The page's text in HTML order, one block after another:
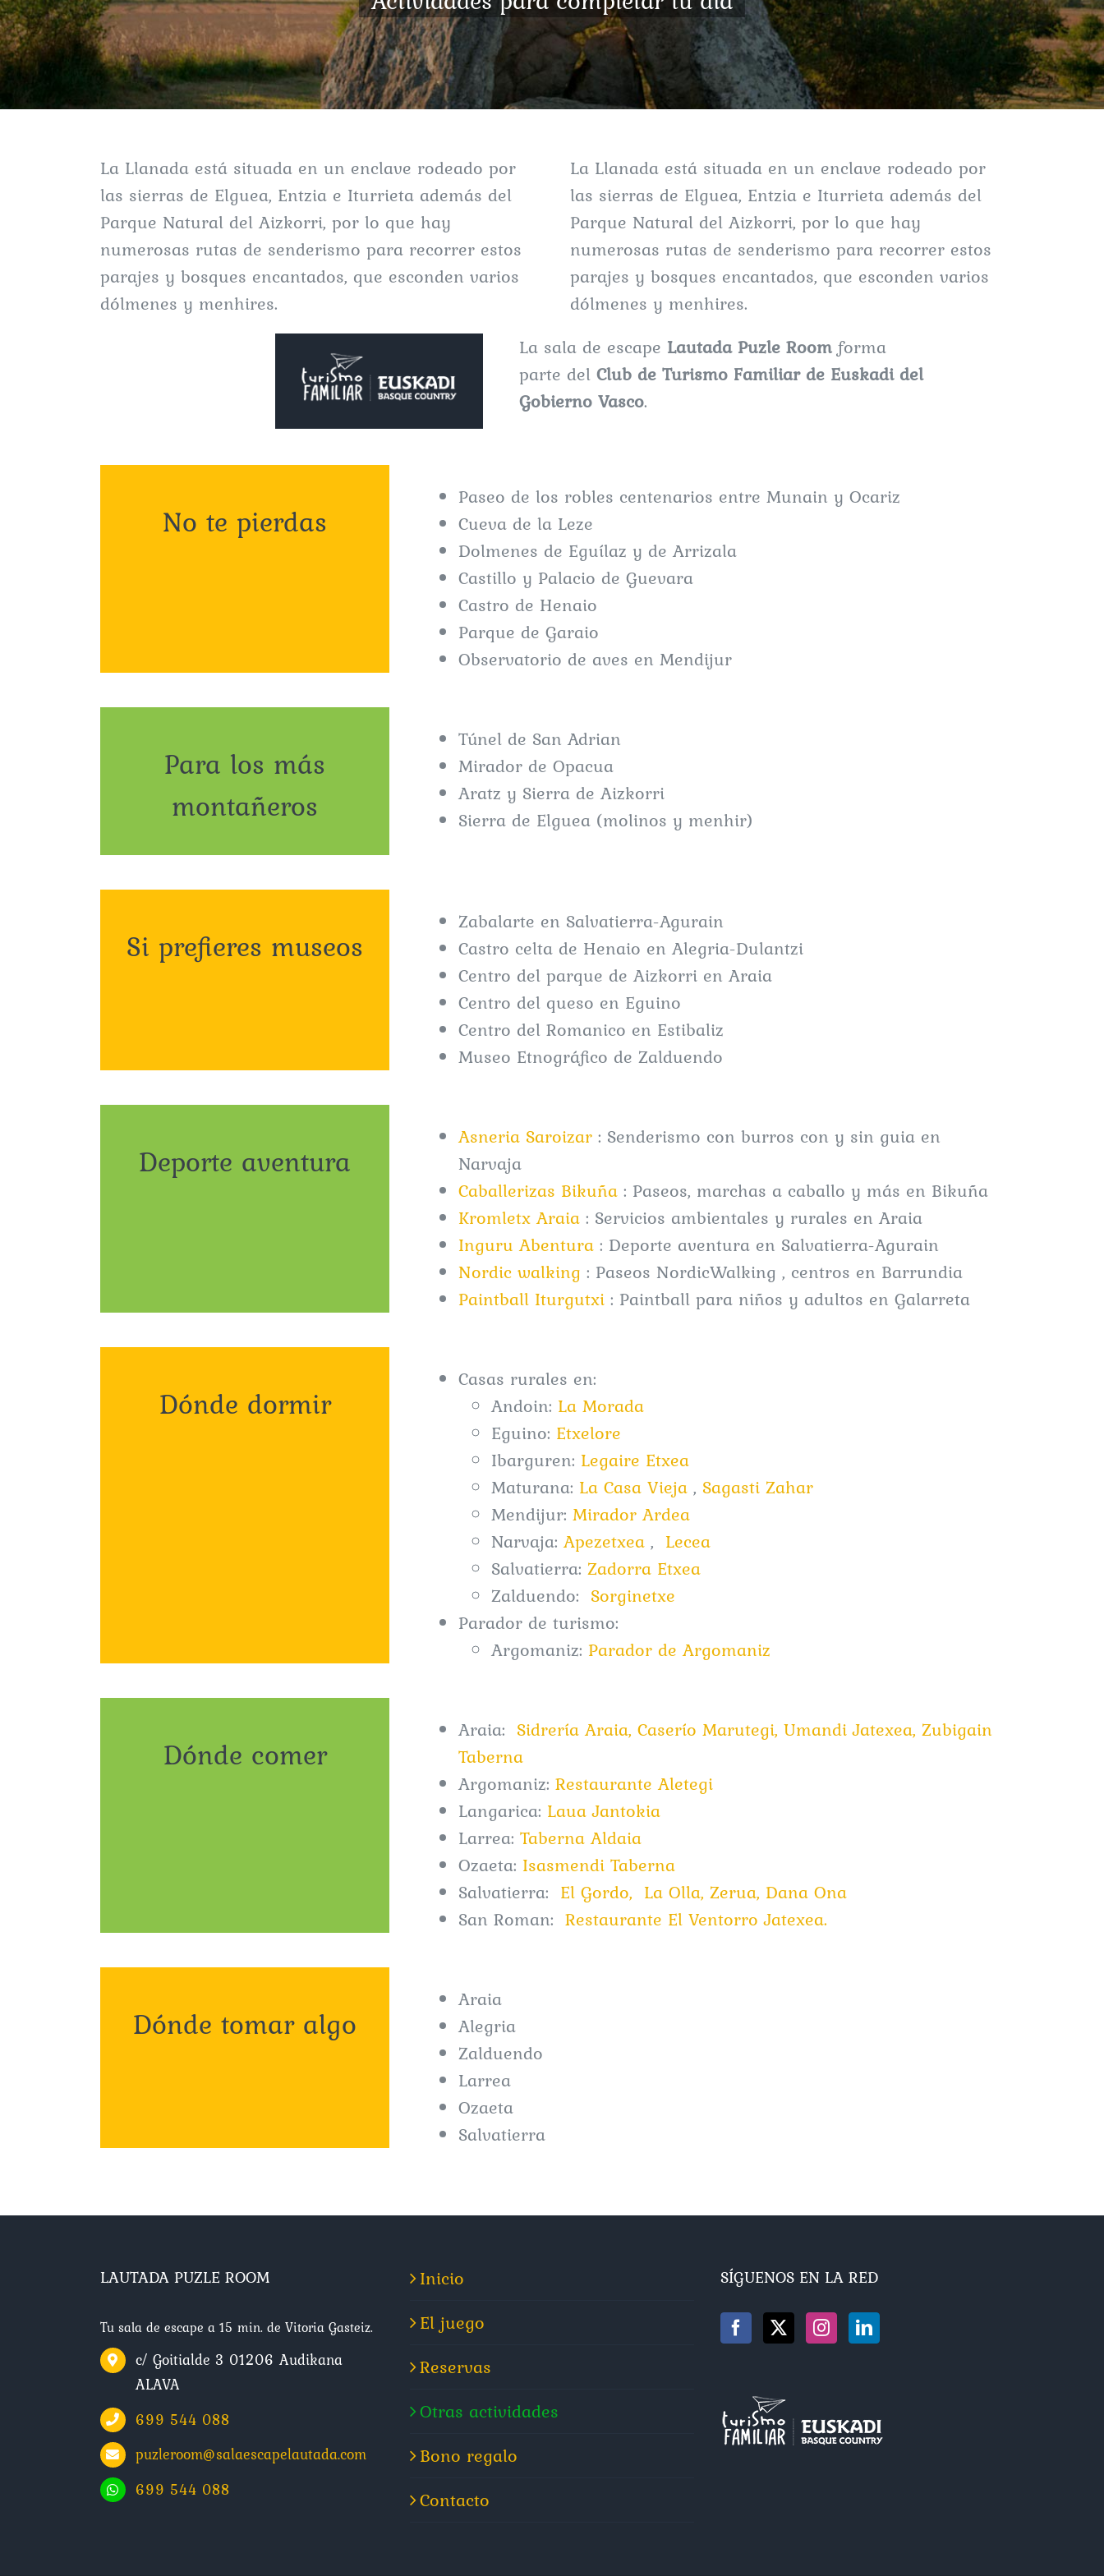
La Llanada está situada en un enclave rodeado por
las sierras de Elguea, Entzia e Iturrieta además del
Parque Natural del Aizkorri, por lo que hay
numerosas rutas de senderismo para recorrer estos
parajes y bosques encantados, que esconden varios
dólmenes y menhires.
La Llanada está situada en un enclave rodeado por
las sierras de Elguea, Entzia e Iturrieta además del
Parque Natural del Aizkorri, por lo que hay
numerosas rutas de senderismo para recorrer estos
parajes y bosques encantados, que esconden varios
dólmenes y menhires.
La sala de escape Lautada Puzle Roomforma
parte del Club de Turismo Familiar de Euskadi del
Gobierno Vasco.
No te pierdas
Paseo de los robles centenarios entre Munain y Ocariz
Cueva de la Leze
Dolmenes de Eguílaz y de Arrizala
Castillo y Palacio de Guevara
Castro de Henaio
Parque de Garaio
Observatorio de aves en Mendijur
Para los más
montañeros
Túnel de San Adrian
Mirador de Opacua
Aratz y Sierra de Aizkorri
Sierra de Elguea (molinos y menhir)
Si prefieres museos
Zabalarte en Salvatierra-Agurain
Castro celta de Henaio en Alegria-Dulantzi
Centro del parque de Aizkorri en Araia
Centro del queso en Eguino
Centro del Romanico en Estibaliz
Museo Etnográfico de Zalduendo
Deporte aventura
Asneria Saroizar : Senderismo con burros con y sin guia en
Narvaja
Caballerizas Bikuña : Paseos, marchas a caballo y más en Bikuña
Kromletx Araia : Servicios ambientales y rurales en Araia
Inguru Abentura : Deporte aventura en Salvatierra-Agurain
Nordic walking : Paseos NordicWalking , centros en Barrundia
Paintball Iturgutxi : Paintball para niños y adultos en Galarreta
Dónde dormir
Casas rurales en:
Andoin: La Morada
Eguino: Etxelore
Ibarguren: Legaire Etxea
Maturana: La Casa Vieja , Sagasti Zahar
Mendijur: Mirador Ardea
Narvaja:Apezetxea , Lecea
Salvatierra: Zadorra Etxea
Zalduendo: Sorginetxe
Parador de turismo:
Argomaniz: Parador de Argomaniz
Dónde comer
Araia: Sidrería Araia, Caserío Marutegi, Umandi Jatexea, Zubigain
Taberna
Argomaniz: Restaurante Aletegi
Langarica: Laua Jantokia
Larrea: Taberna Aldaia
Ozaeta: Isasmendi Taberna
Salvatierra: El Gordo, La Olla, Zerua, Dana Ona
San Roman: Restaurante El Ventorro Jatexea.
Dónde tomar algo
Araia
Alegria
Zalduendo
Larrea
Ozaeta
Salvatierra
LAUTADA PUZLE ROOM
Tu sala de escape a 15 min. de Vitoria Gasteiz.
c/ Goitialde 3 01206 Audikana
ALAVA
699 544 088
puzleroom@salaescapelautada.com
699 544 088
Inicio
El juego
Reservas
Otras actividades
Bono regalo
Contacto
SÍGUENOS EN LA RED